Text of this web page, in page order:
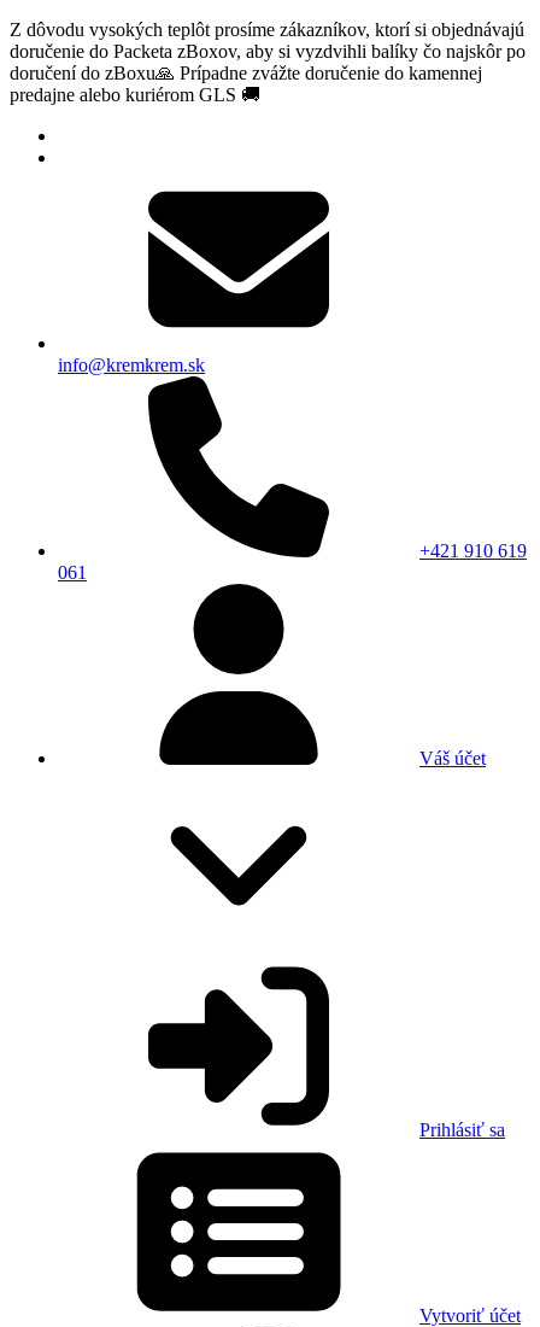
Z dôvodu vysokých teplôt prosíme zákazníkov, ktorí si objednávajú
doručenie do Packeta zBoxov, aby si vyzdvihli balíky čo najskôr po
doručení do zBoxu🙏 Prípadne zvážte doručenie do kamennej
predajne alebo kuriérom GLS 🚚
info@kremkrem.sk
+421 910 619
061
Váš účet
Prihlásiť sa
Vytvoriť účet